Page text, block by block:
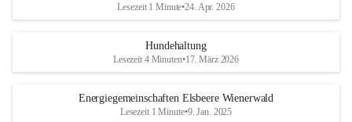
Lesezeit 1 Minute•24. Apr. 2026
Hundehaltung
Lesezeit 4 Minuten•17. März 2026
Energiegemeinschaften Elsbeere Wienerwald
Lesezeit 1 Minute•9. Jan. 2025